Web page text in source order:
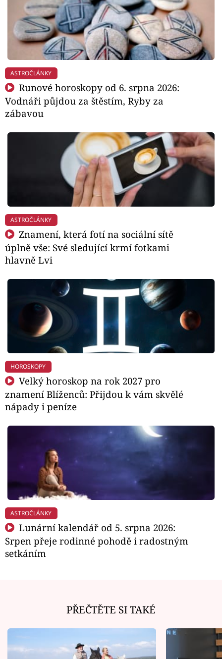
ASTROČLÁNKY
Runové horoskopy od 6. srpna 2026:
Vodnáři půjdou za štěstím, Ryby za
zábavou
ASTROČLÁNKY
Znamení, která fotí na sociální sítě
úplně vše: Své sledující krmí fotkami
hlavně Lvi
HOROSKOPY
Velký horoskop na rok 2027 pro
znamení Blíženců: Přijdou k vám skvělé
nápady i peníze
ASTROČLÁNKY
Lunární kalendář od 5. srpna 2026:
Srpen přeje rodinné pohodě i radostným
setkáním
PŘEČTĚTE SI TAKÉ